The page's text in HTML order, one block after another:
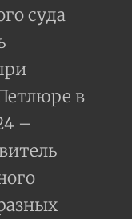
суда
в
–